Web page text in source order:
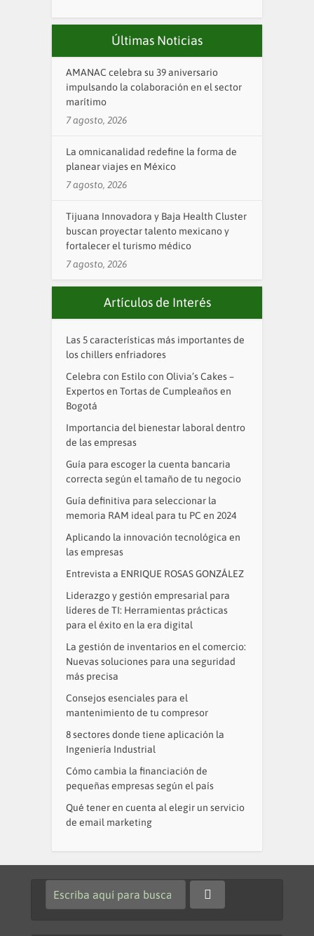
Últimas Noticias
AMANAC celebra su 39 aniversario
impulsando la colaboración en el sector
marítimo
7 agosto, 2026
La omnicanalidad redefine la forma de
planear viajes en México
7 agosto, 2026
Tijuana Innovadora y Baja Health Cluster
buscan proyectar talento mexicano y
fortalecer el turismo médico
7 agosto, 2026
Artículos de Interés
Las 5 características más importantes de
los chillers enfriadores
Celebra con Estilo con Olivia’s Cakes –
Expertos en Tortas de Cumpleaños en
Bogotá
Importancia del bienestar laboral dentro
de las empresas
Guía para escoger la cuenta bancaria
correcta según el tamaño de tu negocio
Guía definitiva para seleccionar la
memoria RAM ideal para tu PC en 2024
Aplicando la innovación tecnológica en
las empresas
Entrevista a ENRIQUE ROSAS GONZÁLEZ
Liderazgo y gestión empresarial para
líderes de TI: Herramientas prácticas
para el éxito en la era digital
La gestión de inventarios en el comercio:
Nuevas soluciones para una seguridad
más precisa
Consejos esenciales para el
mantenimiento de tu compresor
8 sectores donde tiene aplicación la
Ingeniería Industrial
Cómo cambia la financiación de
pequeñas empresas según el país
Qué tener en cuenta al elegir un servicio
de email marketing